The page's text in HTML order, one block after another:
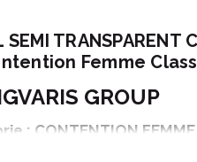
SEMI
Femme
GROUP
: CONTENTION FEMME